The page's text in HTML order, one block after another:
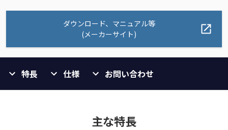
ダウンロード、マニュアル等
(メーカーサイト)
特長 仕様 お問い合わせ
主な特長